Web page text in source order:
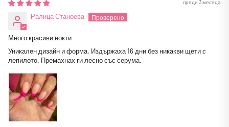
преди 3 месеца
Ралица Станоева
Много красиви нокти
Уникален дизайн и форма. Издържаха 16 дни без никакви щети с
лепилото. Премахнах ги лесно със серума.